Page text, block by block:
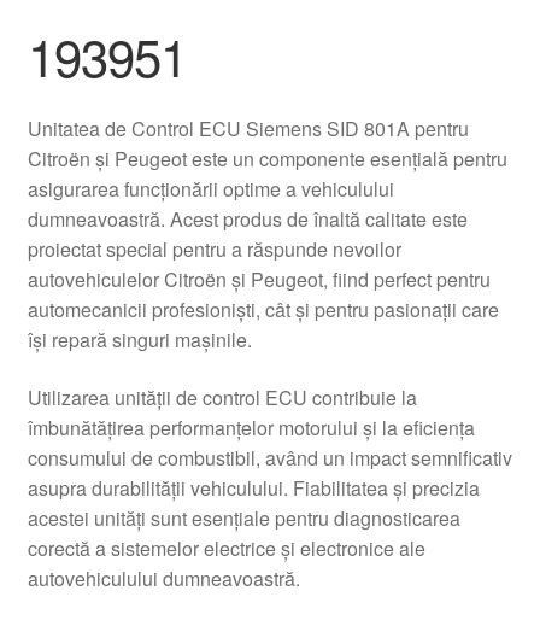
Contul meu
Despre noi
Finalizare comandă
Livrare
Livrare în toată lumea
Plângere
Plățile
Politică de confidențialitate
193951
Unitatea de Control ECU Siemens SID 801A pentru
Citroën și Peugeot este un componente esențială pentru
asigurarea funcționării optime a vehiculului
dumneavoastră. Acest produs de înaltă calitate este
proiectat special pentru a răspunde nevoilor
autovehiculelor Citroën și Peugeot, fiind perfect pentru
automecanicii profesioniști, cât și pentru pasionații care
își repară singuri mașinile.
Utilizarea unității de control ECU contribuie la
îmbunătățirea performanțelor motorului și la eficiența
consumului de combustibil, având un impact semnificativ
asupra durabilității vehiculului. Fiabilitatea și precizia
acestei unități sunt esențiale pentru diagnosticarea
corectă a sistemelor electrice și electronice ale
autovehiculului dumneavoastră.